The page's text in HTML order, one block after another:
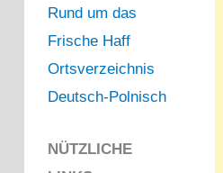
Rund um das
Frische Haff
Ortsverzeichnis
Deutsch-Polnisch
NÜTZLICHE